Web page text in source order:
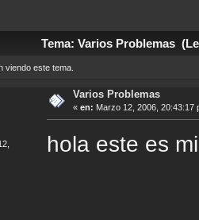
Tema: Varios Problemas
viendo este tema.
Varios Problemas
« en: Marzo 12, 2006, 20:43:17
hola este es